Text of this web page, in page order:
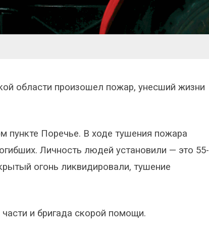
области произошел пожар, унесший жизни
пункте Поречье. В ходе тушения пожара
Личность людей установили — это 55-
огонь ликвидировали, тушение
и бригада скорой помощи.